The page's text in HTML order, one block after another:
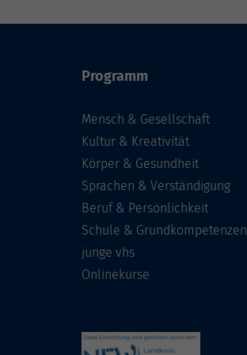
Programm
Mensch & Gesellschaft
Kultur & Kreativität
Körper & Gesundheit
Sprachen & Verständigung
Beruf & Persönlichkeit
Schule & Grundkompetenzen
junge vhs
Onlinekurse